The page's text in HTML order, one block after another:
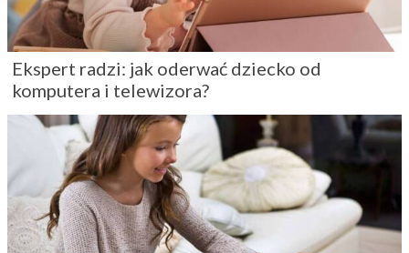
Ekspert radzi: jak oderwać dziecko od
komputera i telewizora?